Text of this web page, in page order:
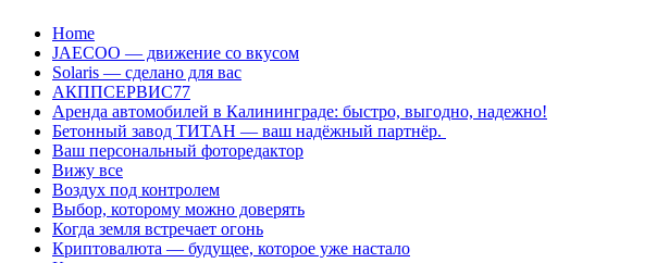
Перейти
содержанию
Home
JAECOO — движение со вкусом
Solaris — сделано для вас
АКППСЕРВИС77
Аренда автомобилей в Калининграде: быстро, выгодно, надежно!
Бетонный завод ТИТАН — ваш надёжный партнёр.
Ваш персональный фоторедактор
Вижу все
Воздух под контролем
Выбор, которому можно доверять
Когда земля встречает огонь
Криптовалюта — будущее, которое уже настало